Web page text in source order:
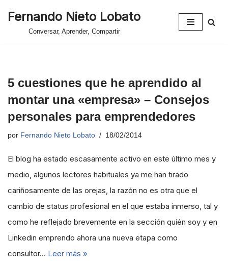
Fernando Nieto Lobato
Conversar, Aprender, Compartir
5 cuestiones que he aprendido al
montar una «empresa» – Consejos
personales para emprendedores
por Fernando Nieto Lobato 18/02/2014
El blog ha estado escasamente activo en este último mes y
medio, algunos lectores habituales ya me han tirado
cariñosamente de las orejas, la razón no es otra que el
cambio de status profesional en el que estaba inmerso, tal y
como he reflejado brevemente en la sección quién soy y en
Linkedin emprendo ahora una nueva etapa como
consultor… Leer más »